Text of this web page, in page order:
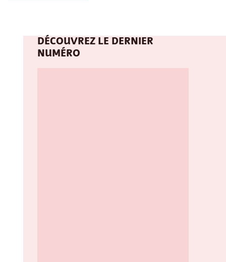
DÉCOUVREZ LE DERNIER
NUMÉRO